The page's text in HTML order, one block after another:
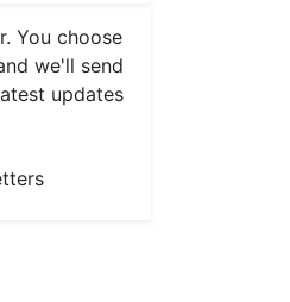
You choose
we'll send
updates